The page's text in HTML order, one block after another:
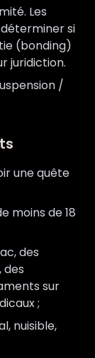
Les
si
(bonding)
juridiction.
/
une quête
moins de 18
des
des
sur
;
nuisible,